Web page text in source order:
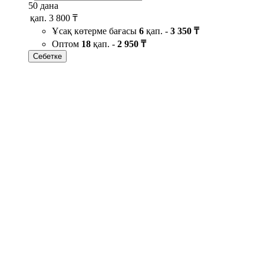
50 дана
қап. 3 800 ₸
Ұсақ көтерме бағасы 6 қап. - 3 350 ₸
Оптом 18 қап. - 2 950 ₸
Себетке